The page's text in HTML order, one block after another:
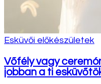
Esküvői előkészületek
Vőfély vagy
jobban a ti